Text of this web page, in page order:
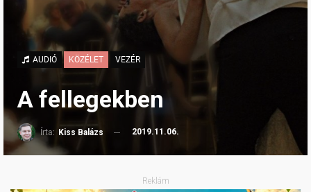
AUDIÓ KÖZÉLET VEZÉR
A fellegekben
Írta: Kiss Balázs 2019.11.06.
Reklám